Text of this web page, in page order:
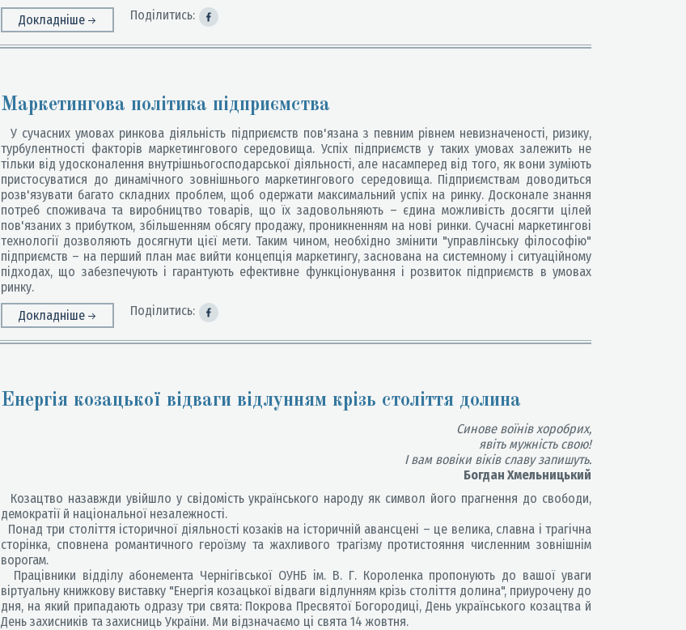
Докладніше
Поділитись:
Маркетингова політика підприємства
У сучасних умовах ринкова діяльність підприємств пов'язана з певним рівнем невизначеності, ризику,
турбулентності факторів маркетингового середовища. Успіх підприємств у таких умовах залежить не
тільки від удосконалення внутрішньогосподарської діяльності, але насамперед від того, як вони зуміють
пристосуватися до динамічного зовнішнього маркетингового середовища. Підприємствам доводиться
розв'язувати багато складних проблем, щоб одержати максимальний успіх на ринку. Досконале знання
потреб споживача та виробництво товарів, що їх задовольняють – єдина можливість досягти цілей
пов'язаних з прибутком, збільшенням обсягу продажу, проникненням на нові ринки. Сучасні маркетингові
технології дозволяють досягнути цієї мети. Таким чином, необхідно змінити "управлінську філософію"
підприємств – на перший план має вийти концепція маркетингу, заснована на системному і ситуаційному
підходах, що забезпечують і гарантують ефективне функціонування і розвиток підприємств в умовах
ринку.
Докладніше
Поділитись:
Енергія козацької відваги відлунням крізь століття долина
Синове воїнів хоробрих,
явіть мужність свою!
І вам вовіки віків славу запишуть.
Богдан Хмельницький
Козацтво назавжди увійшло у свідомість українського народу як символ його прагнення до свободи,
демократії й національної незалежності.
Понад три століття історичної діяльності козаків на історичній авансцені – це велика, славна і трагічна
сторінка, сповнена романтичного героїзму та жахливого трагізму протистояння численним зовнішнім
ворогам.
Працівники відділу абонемента Чернігівської ОУНБ ім. В. Г. Короленка пропонують до вашої уваги
віртуальну книжкову виставку "Енергія козацької відваги відлунням крізь століття долина", приурочену до
дня, на який припадають одразу три свята: Покрова Пресвятої Богородиці, День українського козацтва й
День захисників та захисниць України. Ми відзначаємо ці свята 14 жовтня.